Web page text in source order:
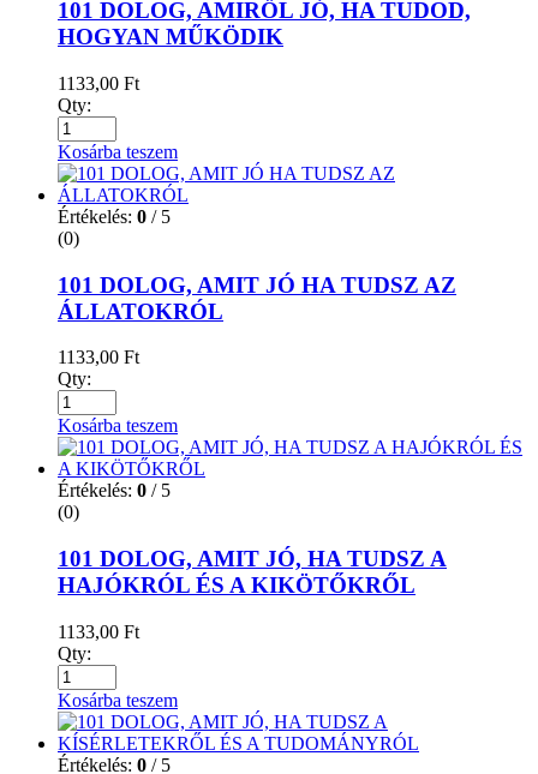
101 DOLOG, AMIRŐL JÓ, HA TUDOD,
HOGYAN MŰKÖDIK
1133,00 Ft
Qty:
Kosárba teszem
Értékelés: 0 / 5
(0)
101 DOLOG, AMIT JÓ HA TUDSZ AZ
ÁLLATOKRÓL
1133,00 Ft
Qty:
Kosárba teszem
Értékelés: 0 / 5
(0)
101 DOLOG, AMIT JÓ, HA TUDSZ A
HAJÓKRÓL ÉS A KIKÖTŐKRŐL
1133,00 Ft
Qty:
Kosárba teszem
Értékelés: 0 / 5